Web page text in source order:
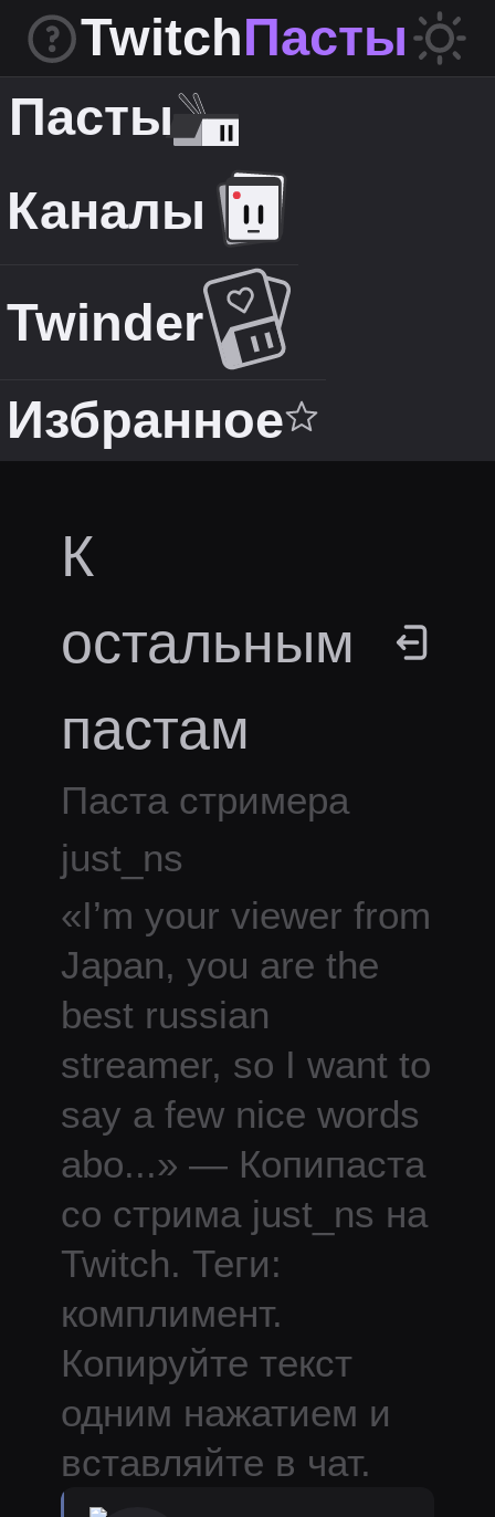
TwitchПасты
Пасты
Каналы
Twinder
Избранное
К
остальным
пастам
Паста стримера
just_ns
«I’m your viewer from
Japan, you are the
best russian
streamer, so I want to
say a few nice words
abo...» — Копипаста
со стрима just_ns на
Twitch. Теги:
комплимент.
Копируйте текст
одним нажатием и
вставляйте в чат.